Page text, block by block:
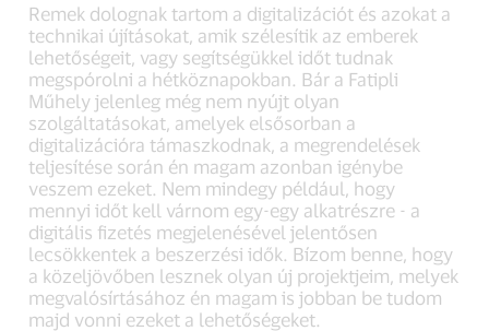
Remek dolognak tartom a digitalizációt és azokat a
technikai újításokat, amik szélesítik az emberek
lehetőségeit, vagy segítségükkel időt tudnak
megspórolni a hétköznapokban. Bár a Fatipli
Műhely jelenleg még nem nyújt olyan
szolgáltatásokat, amelyek elsősorban a
digitalizációra támaszkodnak, a megrendelések
teljesítése során én magam azonban igénybe
veszem ezeket. Nem mindegy például, hogy
mennyi időt kell várnom egy-egy alkatrészre - a
digitális fizetés megjelenésével jelentősen
lecsökkentek a beszerzési idők. Bízom benne, hogy
a közeljövőben lesznek olyan új projektjeim, melyek
megvalósírtásához én magam is jobban be tudom
majd vonni ezeket a lehetőségeket.